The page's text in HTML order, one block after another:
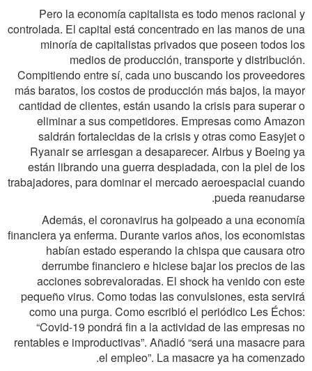
Pero la economía capitalista es todo menos racional y
controlada. El capital está concentrado en las manos de una
minoría de capitalistas privados que poseen todos los
medios de producción, transporte y distribución.
Compitiendo entre sí, cada uno buscando los proveedores
más baratos, los costos de producción más bajos, la mayor
cantidad de clientes, están usando la crisis para superar o
eliminar a sus competidores. Empresas como Amazon
saldrán fortalecidas de la crisis y otras como Easyjet o
Ryanair se arriesgan a desaparecer. Airbus y Boeing ya
están librando una guerra despiadada, con la piel de los
trabajadores, para dominar el mercado aeroespacial cuando
pueda reanudarse.
Además, el coronavirus ha golpeado a una economía
financiera ya enferma. Durante varios años, los economistas
habían estado esperando la chispa que causara otro
derrumbe financiero e hiciese bajar los precios de las
acciones sobrevaloradas. El shock ha venido con este
pequeño virus. Como todas las convulsiones, esta servirá
como una purga. Como escribió el periódico Les Échos:
“Covid-19 pondrá fin a la actividad de las empresas no
rentables e improductivas”. Añadió “será una masacre para
el empleo”. La masacre ya ha comenzado.